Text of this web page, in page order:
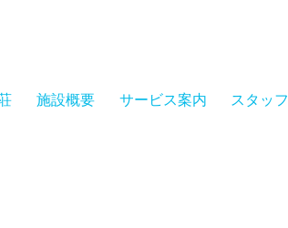
施設概要 サービス案内 スタッフ